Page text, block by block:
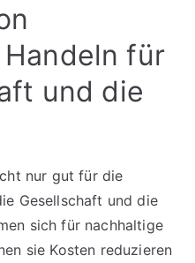
für
und die
nur gut für die
Gesellschaft und die
sich für nachhaltige
sie Kosten reduzieren